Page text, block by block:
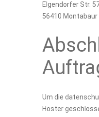
Elgendorfer Str.
56410 Montabaur
Um die
Hoster